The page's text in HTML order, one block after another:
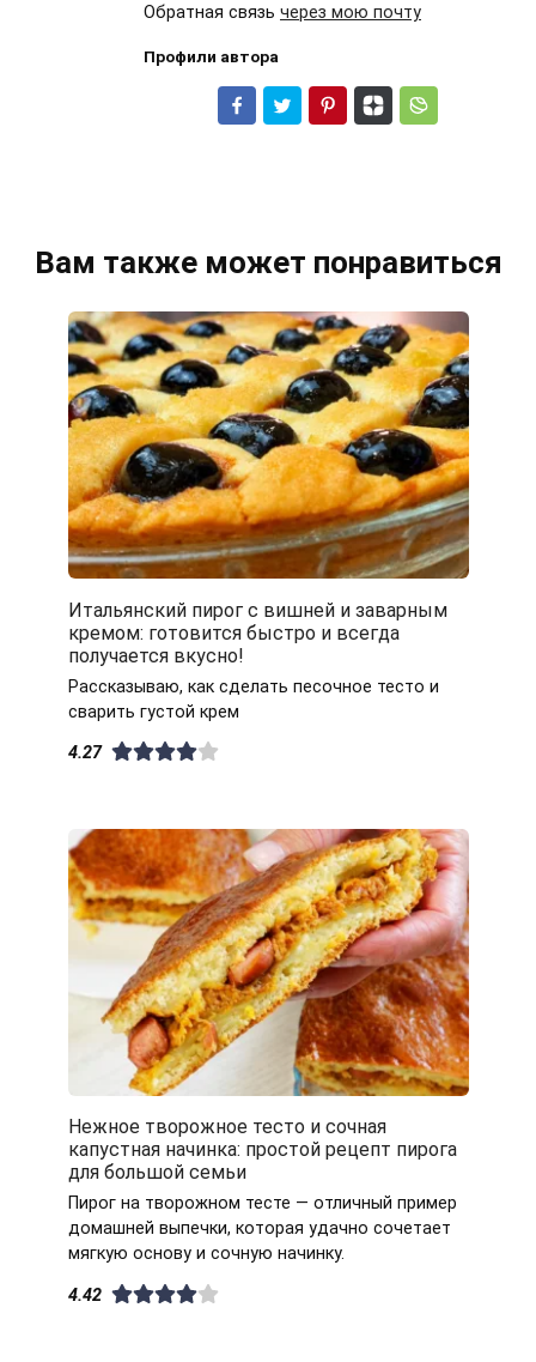
Обратная связь через мою почту
Профили автора
Вам также может понравиться
Итальянский пирог с вишней и заварным
кремом: готовится быстро и всегда
получается вкусно!
Рассказываю, как сделать песочное тесто и
сварить густой крем
4.27
Нежное творожное тесто и сочная
капустная начинка: простой рецепт пирога
для большой семьи
Пирог на творожном тесте — отличный пример
домашней выпечки, которая удачно сочетает
мягкую основу и сочную начинку.
4.42